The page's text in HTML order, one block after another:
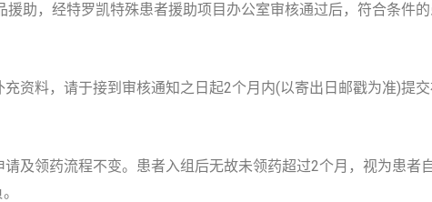
助，经特罗凯特殊患者援助项目办公室审核通过后，符合条件
料，请于接到审核通知之日起2个月内(以寄出日邮戳为准)提交
领药流程不变。患者入组后无故未领药超过2个月，视为患者